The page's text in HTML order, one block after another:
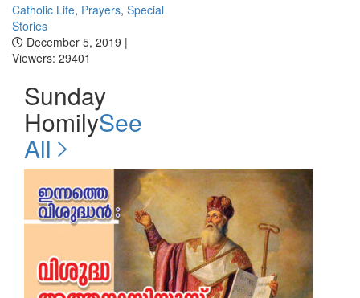
Catholic Life, Prayers, Special
Stories
December 5, 2019 |
Viewers: 29401
Sunday
HomilySee
All